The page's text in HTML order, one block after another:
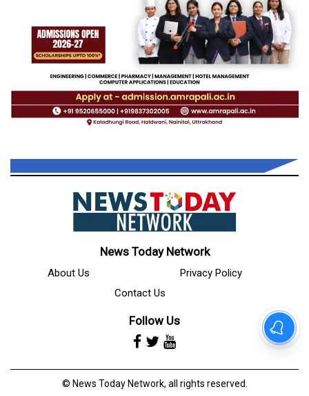
News Today Network
About Us
Privacy Policy
Contact Us
Follow Us
© News Today Network, all rights reserved.